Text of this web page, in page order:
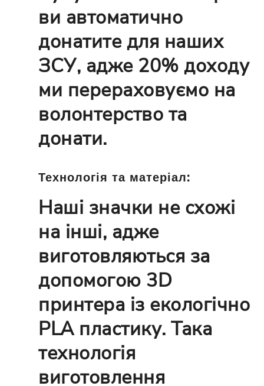
ви автоматично
донатите для наших
ЗСУ, адже 20% доходу
ми перераховуємо на
волонтерство та
донати.
Технологія та матеріал:
Наші значки не схожі
на інші, адже
виготовляються за
допомогою 3D
принтера із екологічно
PLA пластику. Така
технологія
виготовлення